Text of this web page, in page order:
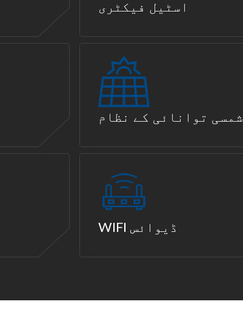
اسٹیل فیکٹری
شمسی توانائی کے نظام
WIFI ڈیوائس